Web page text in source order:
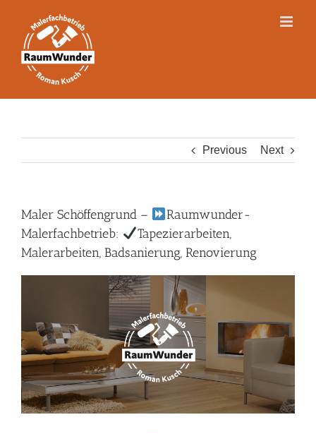
content
Previous Next
Maler Schöffengrund –
Raumwunder-
Malerfachbetrieb:
Tapezierarbeiten,
Malerarbeiten, Badsanierung, Renovierung